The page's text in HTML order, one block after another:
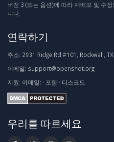
버전 3 (또는 옵션)에 따라 재배포 및 수
니다.
연락하기
주소: 2931 Ridge Rd #101, Rockwall,
이메일: support@openshot.org
지원: 이메일: · 포럼 · 디스코드
우리를 따르세요